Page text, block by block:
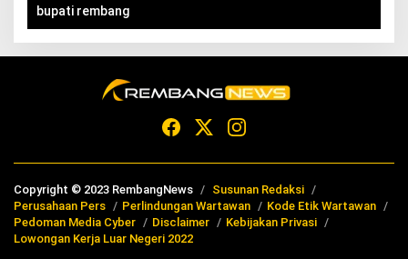
bupati rembang
Copyright © 2023 RembangNews
Susunan Redaksi
Perusahaan Pers
Perlindungan Wartawan
Kode Etik Wartawan
Pedoman Media Cyber
Disclaimer
Kebijakan Privasi
Lowongan Kerja Luar Negeri 2022